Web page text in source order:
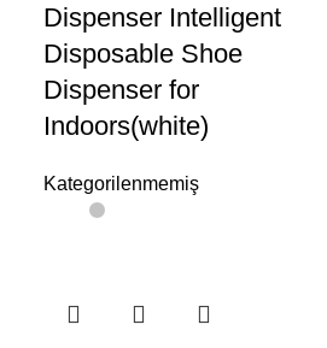
Dispenser Intelligent
Disposable Shoe
Dispenser for
Indoors(white)
Kategorilenmemiş